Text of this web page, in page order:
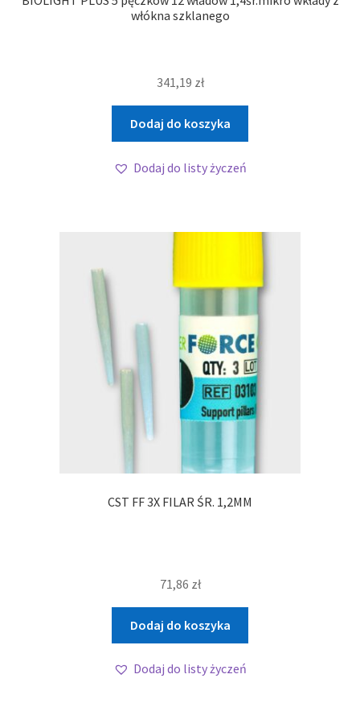
włókna szklanego
341,19 zł
Dodaj do koszyka
Dodaj do listy życzeń
CST FF 3X FILAR ŚR. 1,2MM
71,86 zł
Dodaj do koszyka
Dodaj do listy życzeń